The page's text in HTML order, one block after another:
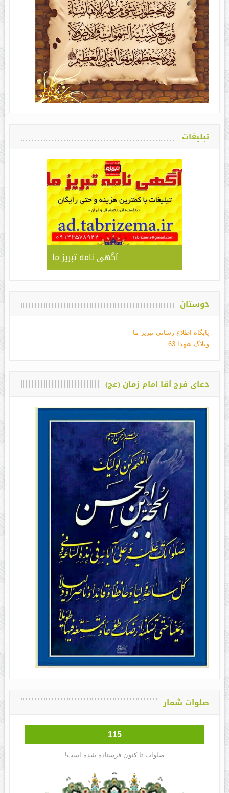
تبلیغات
آگهی نامه تبریز ما
دوستان
پایگاه اطلاع رسانی تبریز ما
وبلاگ شهدا 63
دعای فرج آقا امام زمان (عج)
صلوات شمار
115
صلوات تا کنون فرستاده شده است!